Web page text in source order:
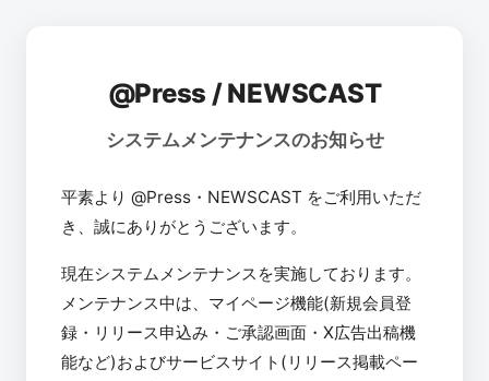
@Press / NEWSCAST
システムメンテナンスのお知らせ
平素より @Press・NEWSCAST をご利用いただ
き、誠にありがとうございます。
現在システムメンテナンスを実施しております。
メンテナンス中は、マイページ機能(新規会員登
録・リリース申込み・ご承認画面・X広告出稿機
能など)およびサービスサイト(リリース掲載ペー